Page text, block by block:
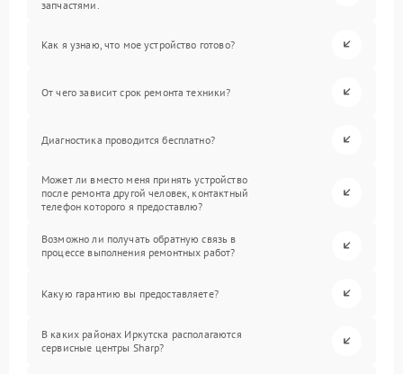
запчастями.
Как я узнаю, что мое устройство готово?
От чего зависит срок ремонта техники?
Диагностика проводится бесплатно?
Может ли вместо меня принять устройство
после ремонта другой человек, контактный
телефон которого я предоставлю?
Возможно ли получать обратную связь в
процессе выполнения ремонтных работ?
Какую гарантию вы предоставляете?
В каких районах Иркутска располагаются
сервисные центры Sharp?